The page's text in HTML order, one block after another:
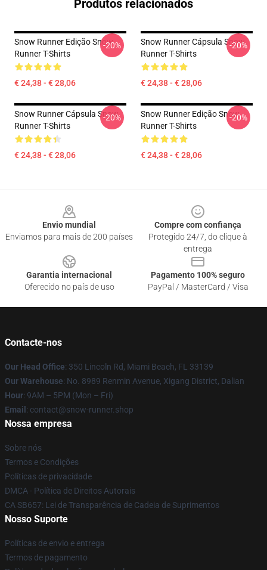
Produtos relacionados
Snow Runner Edição Snow
Runner T-Shirts
€ 24,38 - € 28,06
-20%
Snow Runner Cápsula Snow
Runner T-Shirts
€ 24,38 - € 28,06
-20%
Snow Runner Cápsula Snow
Runner T-Shirts
€ 24,38 - € 28,06
-20%
Snow Runner Edição Snow
Runner T-Shirts
€ 24,38 - € 28,06
-20%
Envio mundial
Enviamos para mais de 200 países
Compre com confiança
Protegido 24/7, do clique à
entrega
Garantia internacional
Oferecido no país de uso
Pagamento 100% seguro
PayPal / MasterCard / Visa
Contacte-nos
Our Head Office: 350 Lincoln Rd, Miami Beach, FL 33139
Our Warehouse: No. 8989 Renmin Avenue, Xigang District, Dalian
Hour: 9AM – 5PM (Mon – Fri)
Email : contact@snow-runner.shop
Nossa empresa
Sobre nós
Termos e Condições
Políticas de privacidade
DMCA - Política de Direitos Autorais
CA SB657: Lei de Transparência de Cadeia de Suprimentos
Nosso Suporte
Políticas de envio e entrega
Termos de pagamento